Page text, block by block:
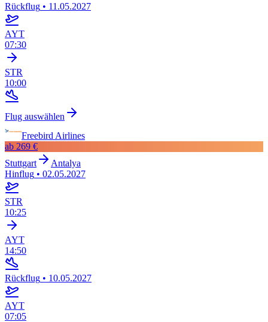
Rückflug • 11.05.2027
AYT
07:30
STR
10:00
Flug auswählen
Freebird Airlines
ab 269 €
Stuttgart
Antalya
Hinflug • 02.05.2027
STR
10:25
AYT
14:50
Rückflug • 10.05.2027
AYT
07:05